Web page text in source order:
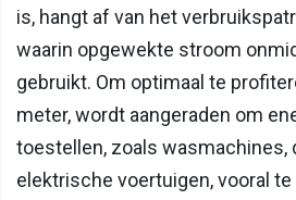
is, hangt af van het
waarin opgewekte stroom
gebruikt. Om optimaal te
meter, wordt aangeraden om
toestellen, zoals wasmachines,
elektrische voertuigen, vooral